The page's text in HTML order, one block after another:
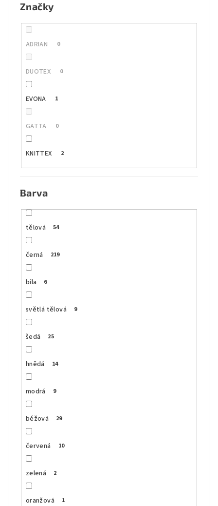
Značky
ADRIAN 0
DUOTEX 0
EVONA 1
GATTA 0
KNITTEX 2
Barva
tělová 54
černá 219
bíla 6
světlá tělová 9
šedá 25
hnědá 14
modrá 9
béžová 29
červená 10
zelená 2
oranžová 1